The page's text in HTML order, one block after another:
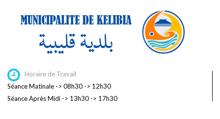
Horaire de Travail
Séance Matinale -> 08h30 -> 12h30
Séance Après Midi -> 13h30 -> 17h30